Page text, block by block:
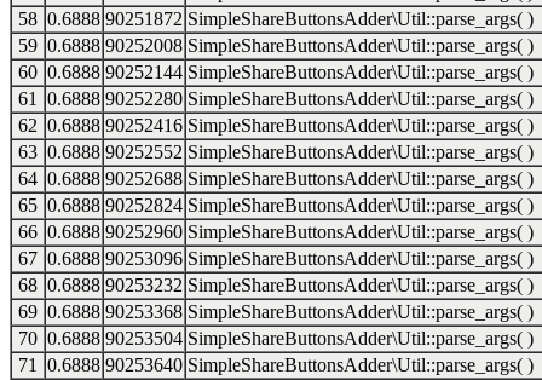
58 0.6888 90251872 SimpleShareButtonsAdder\Util::parse_args( )
59 0.6888 90252008 SimpleShareButtonsAdder\Util::parse_args( )
60 0.6888 90252144 SimpleShareButtonsAdder\Util::parse_args( )
61
0.6888 90252280 SimpleShareButtonsAdder\Util::parse_args( )
62 0.6888 90252416 SimpleShareButtonsAdder\Util::parse_args( )
63 0.6888 90252552 SimpleShareButtonsAdder\Util::parse_args( )
64 0.6888 90252688 SimpleShareButtonsAdder\Util::parse_args( )
65 0.6888 90252824 SimpleShareButtonsAdder\Util::parse_args( )
66 0.6888 90252960 SimpleShareButtonsAdder\Util::parse_args( )
67 0.6888 90253096 SimpleShareButtonsAdder\Util::parse_args( )
68 0.6888 90253232 SimpleShareButtonsAdder\Util::parse_args( )
69 0.6888 90253368 SimpleShareButtonsAdder\Util::parse_args( )
70 0.6888 90253504 SimpleShareButtonsAdder\Util::parse_args( )
71
0.6888 90253640 SimpleShareButtonsAdder\Util::parse_args( )